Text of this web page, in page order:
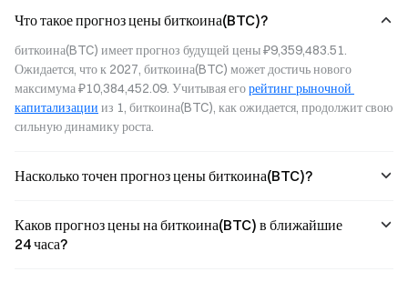
на стоимость BTC
изменения курса
рубля отражаются
на рынке
криптовалют.
складывается из
доходности и
поэтапных
дополнительных
вознаграждений.
преодолеть
отметку 65 000
долларов. В это
время эфир
Что такое прогноз цены биткоина(BTC)?
биткоина(BTC) имеет прогноз будущей цены ₽9,359,483.51.
Ожидается, что к 2027, биткоина(BTC) может достичь нового
максимума ₽10,384,452.09. Учитывая его рейтинг рыночной
капитализации из 1, биткоина(BTC), как ожидается, продолжит свою
сильную динамику роста.
Насколько точен прогноз цены биткоина(BTC)?
Каков прогноз цены на биткоина(BTC) в ближайшие
24 часа?